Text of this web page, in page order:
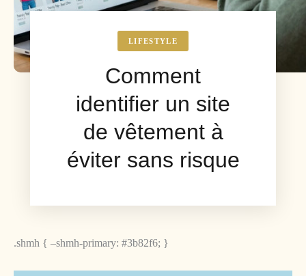
LIFESTYLE
Comment
identifier un site
de vêtement à
éviter sans risque
.shmh { –shmh-primary: #3b82f6; }